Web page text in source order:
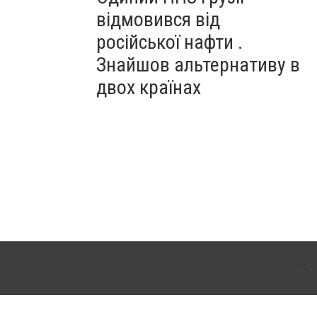
відмовився від
російської нафти .
Знайшов альтернативу в
двох країнах